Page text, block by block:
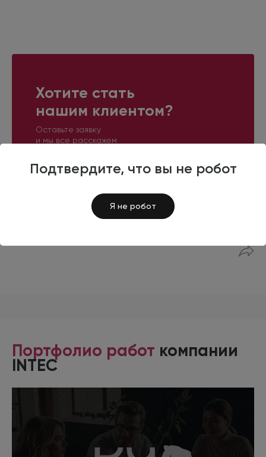
Подтвердите, что вы не робот
Я не робот
Хотите стать
нашим клиентом?
Оставьте заявку
и мы все расскажем
Портфолио работ компании
INTEC